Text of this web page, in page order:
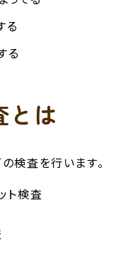
る
る
とは
検査を行います。
ト検査